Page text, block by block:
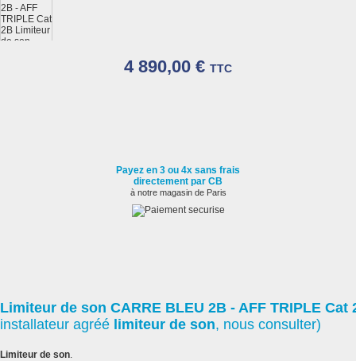
4 890,00 € TTC
Payez en 3 ou 4x sans frais
directement par CB
à notre magasin de Paris
Limiteur de son CARRE BLEU 2B - AFF TRIPLE Cat
installateur agréé limiteur de son, nous consulter)
Limiteur de son.